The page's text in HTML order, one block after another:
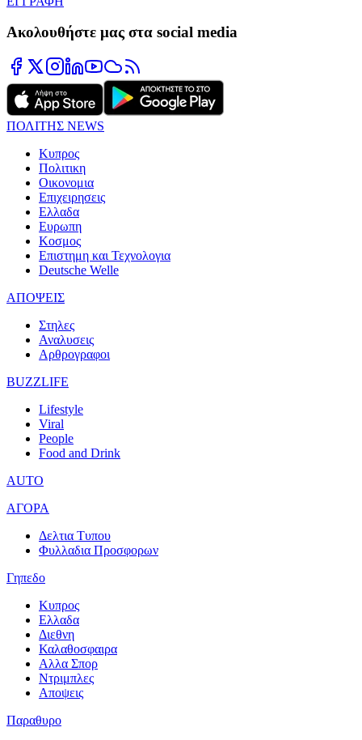
Ακολουθήστε μας στα social media
ΠΟΛΙΤΗΣ NEWS
Κυπρος
Πολιτικη
Οικονομια
Επιχειρησεις
Ελλαδα
Ευρωπη
Κοσμος
Επιστημη και Τεχνολογια
Deutsche Welle
ΑΠΟΨΕΙΣ
Στηλες
Αναλυσεις
Αρθρογραφοι
BUZZLIFE
Lifestyle
Viral
People
Food and Drink
AUTO
ΑΓΟΡΑ
Δελτια Τυπου
Φυλλαδια Προσφορων
Γηπεδο
Κυπρος
Ελλαδα
Διεθνη
Καλαθοσφαιρα
Αλλα Σπορ
Ντριμπλες
Αποψεις
Παραθυρο